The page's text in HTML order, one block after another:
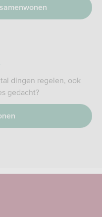
dingen regelen, ook
gedacht?